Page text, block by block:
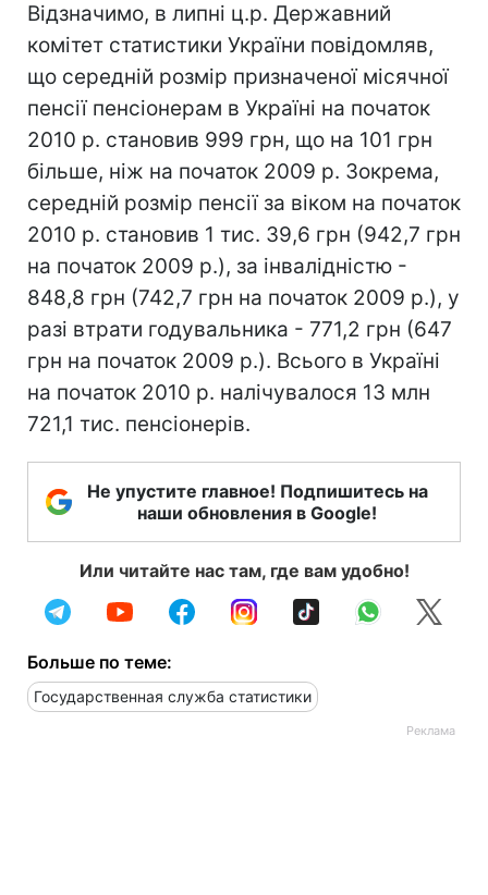
Відзначимо, в липні ц.р. Державний
комітет статистики України повідомляв,
що середній розмір призначеної місячної
пенсії пенсіонерам в Україні на початок
2010 р. становив 999 грн, що на 101 грн
більше, ніж на початок 2009 р. Зокрема,
середній розмір пенсії за віком на початок
2010 р. становив 1 тис. 39,6 грн (942,7 грн
на початок 2009 р.), за інвалідністю -
848,8 грн (742,7 грн на початок 2009 р.), у
разі втрати годувальника - 771,2 грн (647
грн на початок 2009 р.). Всього в Україні
на початок 2010 р. налічувалося 13 млн
721,1 тис. пенсіонерів.
Не упустите главное! Подпишитесь на
наши обновления в Google!
Или читайте нас там, где вам удобно!
Больше по теме:
Государственная служба статистики